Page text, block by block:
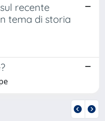
recente
tema di storia